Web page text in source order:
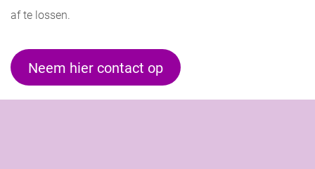
af te lossen.
Neem hier contact op